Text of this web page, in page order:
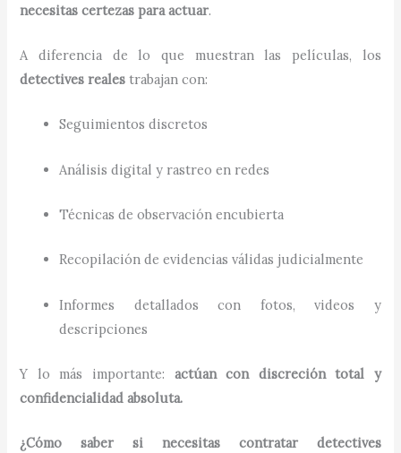
necesitas certezas para actuar.
A diferencia de lo que muestran las películas, los
detectives reales trabajan con:
Seguimientos discretos
Análisis digital y rastreo en redes
Técnicas de observación encubierta
Recopilación de evidencias válidas judicialmente
Informes detallados con fotos, videos y
descripciones
Y lo más importante: actúan con discreción total y
confidencialidad absoluta.
¿Cómo saber si necesitas contratar detectives